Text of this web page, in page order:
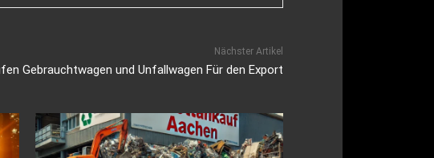
Nächster Artikel
Gebrauchtwagen und Unfallwagen Für den Export